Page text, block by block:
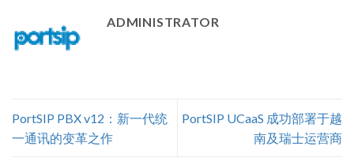
ADMINISTRATOR
PortSIP PBX v12：新一代统
一通讯的变革之作
PortSIP UCaaS 成功部署于越
南及瑞士运营商